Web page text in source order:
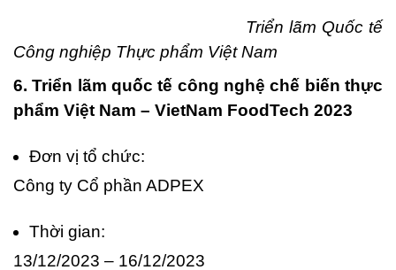
Triển lãm Quốc tế
Công nghiệp Thực phẩm Việt Nam
6. Triển lãm quốc tế công nghệ chế biến thực
phẩm Việt Nam – VietNam FoodTech 2023
Đơn vị tổ chức:
Công ty Cổ phần ADPEX
Thời gian:
13/12/2023 – 16/12/2023